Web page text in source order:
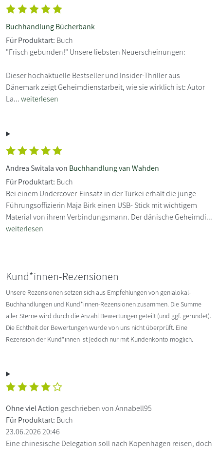
Buchhandlung Bücherbank
Für Produktart: Buch
"Frisch gebunden!" Unsere liebsten Neuerscheinungen:
Dieser hochaktuelle Bestseller und Insider-Thriller aus
Dänemark zeigt Geheimdienstarbeit, wie sie wirklich ist: Autor
La...weiterlesen
Andrea Switala von Buchhandlung van Wahden
Für Produktart: Buch
Bei einem Undercover-Einsatz in der Türkei erhält die junge
Führungsoffizierin Maja Birk einen USB- Stick mit wichtigem
Material von ihrem Verbindungsmann. Der dänische Geheimdi...
weiterlesen
Kund*innen-Rezensionen
Unsere Rezensionen setzen sich aus Empfehlungen von genialokal-
Buchhandlungen und Kund*innen-Rezensionen zusammen. Die Summe
aller Sterne wird durch die Anzahl Bewertungen geteilt (und ggf. gerundet).
Die Echtheit der Bewertungen wurde von uns nicht überprüft. Eine
Rezension der Kund*innen ist jedoch nur mit Kundenkonto möglich.
Ohne viel Action geschrieben von Annabell95
Für Produktart: Buch
23.06.2026 20:46
Eine chinesische Delegation soll nach Kopenhagen reisen, doch